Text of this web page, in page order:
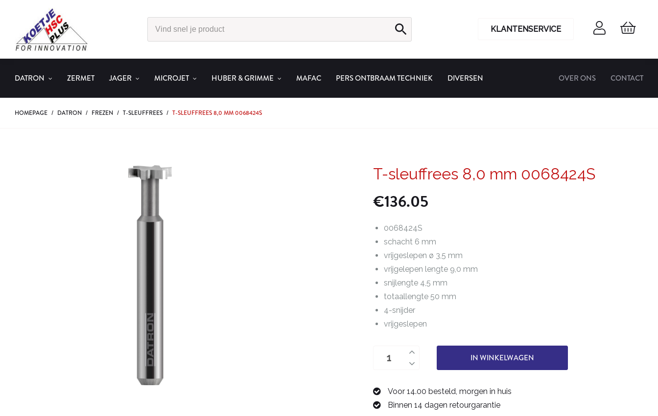
KLANTENSERVICE
DATRON ZERMET JAGER MICROJET HUBER & GRIMME MAFAC PERS ONTBRAAM TECHNIEK DIVERSEN OVER ONS CONTACT
HOMEPAGE / DATRON / FREZEN / T-SLEUFFREES / T-SLEUFFREES 8,0 MM 0068424S
T-sleuffrees 8,0 mm 0068424S
€136.05
0068424S
schacht 6 mm
vrijgeslepen ø 3,5 mm
vrijgelepen lengte 9,0 mm
snijlengte 4,5 mm
totaallengte 50 mm
4-snijder
vrijgeslepen
mm
0068424S
IN WINKELWAGEN
Voor 14.00 besteld, morgen in huis
Binnen 14 dagen retourgarantie